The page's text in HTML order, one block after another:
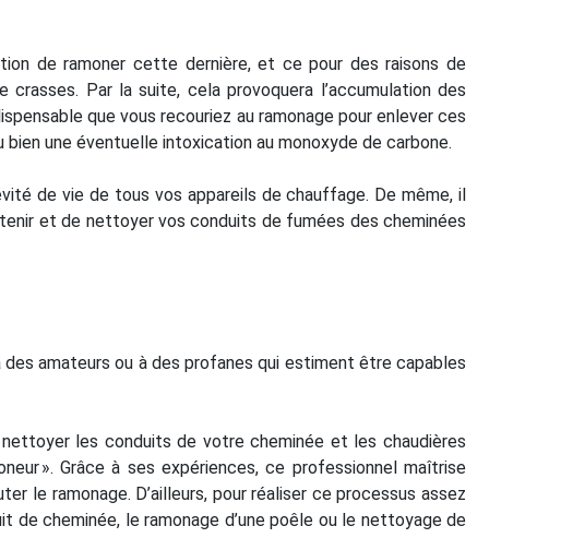
de ramoner cette dernière, et ce pour des raisons de
Par la suite, cela provoquera l’accumulation des
que vous recouriez au ramonage pour enlever ces
une éventuelle intoxication au monoxyde de carbone.
de vie de tous vos appareils de chauffage. De même, il
et de nettoyer vos conduits de fumées des cheminées
amateurs ou à des profanes qui estiment être capables
les conduits de votre cheminée et les chaudières
». Grâce à ses expériences, ce professionnel maîtrise
le ramonage. D’ailleurs, pour réaliser ce processus assez
cheminée, le ramonage d’une poêle ou le nettoyage de